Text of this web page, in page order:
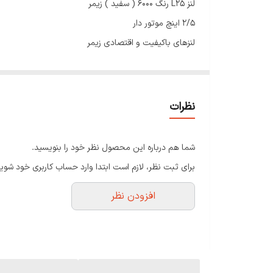
لنز L25 رنگ ۶۰۰۰ ( سفید ) زیمر
2/5 اینچ موتور دار
لنزهای باکیفیت و اقتصادی زیمر
نظرات
شما هم درباره این محصول نظر خود را بنویسید.
برای ثبت نظر، لازم است ابتدا وارد حساب کاربری خود
افزودن نظر